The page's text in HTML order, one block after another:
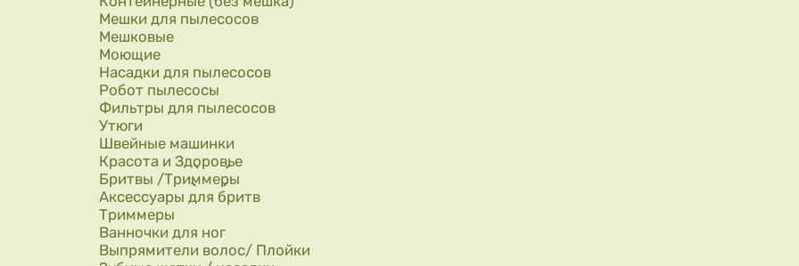
Мешки для пылесосов
Мешковые
Моющие
Насадки для пылесосов
Робот пылесосы
Фильтры для пылесосов
Утюги
Швейные машинки
Красота и Здоровье
Бритвы /Триммеры
Аксессуары для бритв
Триммеры
Ванночки для ног
Выпрямители волос/ Плойки